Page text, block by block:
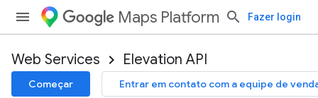
Maps Platform Fazer login
Web Services Elevation API
Começar Entrar em contato com a equipe de